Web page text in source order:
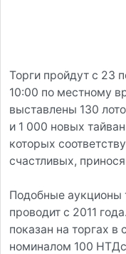
Торги пройдут с 23
10:00 по местному
выставлены 130
и 1 000 новых
которых
счастливых,
Подобные аукционы
проводит с 2011
показан на торгах в
номиналом 100